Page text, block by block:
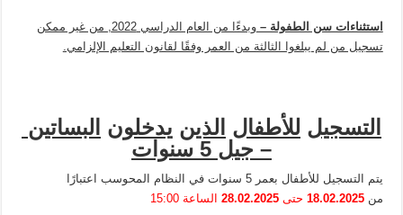
استثناءات سن الطفولة –
وبدءًا من العام الدراسي 2022, من غير ممكن
تسجيل من لم يبلغوا الثالثة من العمر وفقًا لقانون التعليم الإلزامي.
التسجيل للأطفال الذين يدخلون البساتين
– جيل سنوات
يتم التسجيل للأطفال بعمر 5 سنوات في النظام المحوسب اعتبارًا
من18.02.2025 حتى28.02.2025 الساعة 15:00